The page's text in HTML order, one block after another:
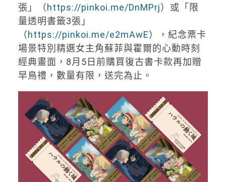
張」（https://pinkoi.me/DnMPrj）或「限
量透明書籤3張」
（https://pinkoi.me/e2mAwE），紀念票卡
場景特別精選女主角蘇菲與霍爾的心動時刻
經典畫面，8月5日前購買復古書卡款再加贈
早鳥禮，數量有限，送完為止。